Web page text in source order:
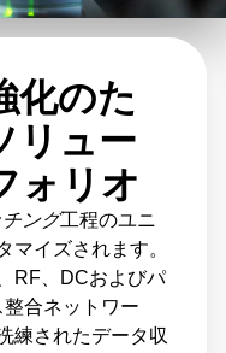
化のた
リュー
ォリオ
ング工程のユニ
マイズされます。
RF、DCおよびパ
合ネットワー
練されたデータ収